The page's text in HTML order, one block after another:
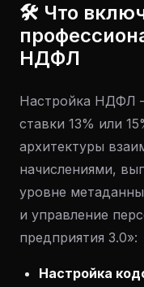
🛠 Что
НДФЛ
Настройка НДФЛ
ставки 13% или
архитектуры
начислениями,
уровне
и управление
предприятия 3.0»:
Настройка